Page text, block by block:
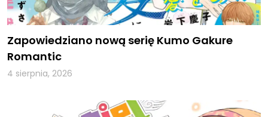
Zapowiedziano nową serię Kumo Gakure
Romantic
4 sierpnia, 2026